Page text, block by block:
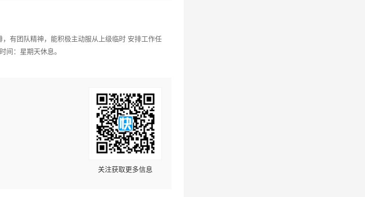
有团队精神，能积极主动服从上级临时 安排工作任
间：星期天休息。
关注获取更多信息